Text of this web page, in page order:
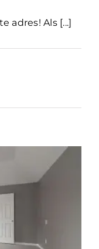
adres! Als [...]